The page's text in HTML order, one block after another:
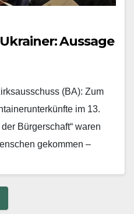
Aussage
(BA): Zum
im 13.
Bürgerschaft“ waren
gekommen –